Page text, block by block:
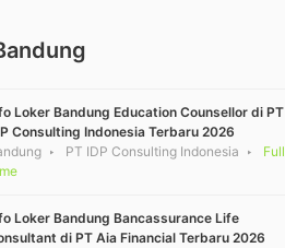
Loker Bandung Education Counsellor di PT
Consulting Indonesia Terbaru 2026
PT IDP Consulting Indonesia
Full
Loker Bandung Bancassurance Life
di PT Aia Financial Terbaru 2026